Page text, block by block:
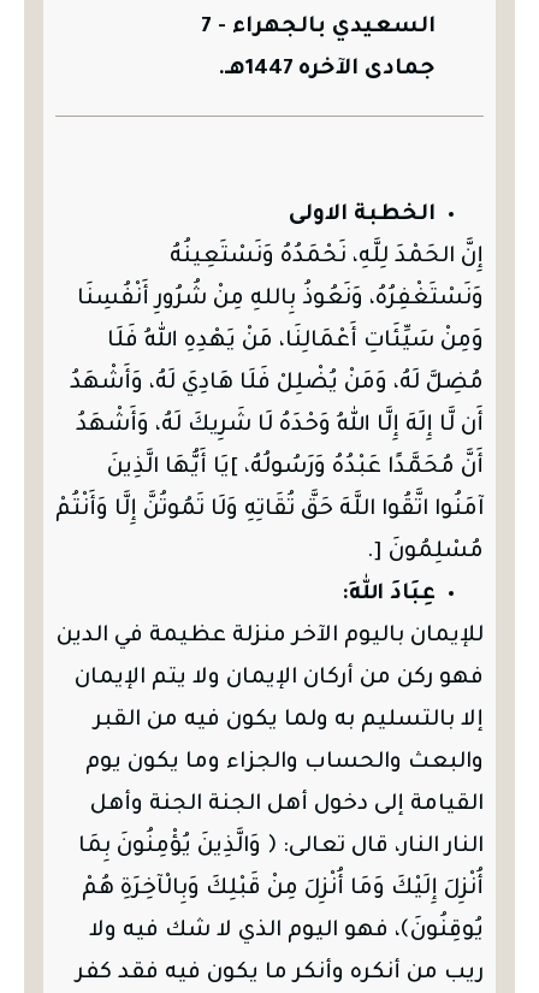
السعيدي بالجهراء - 7
جمادى الآخره 1447هـ.
الخطبة الاولى
إِنَّ الحَمْدَ لِلَّهِ، نَحْمَدُهُ وَنَسْتَعِينُهُ
وَنَسْتَغْفِرُهُ، وَنَعُوذُ بِاللهِ مِنْ شُرُورِ أَنْفُسِنَا
وَمِنْ سَيِّئَاتِ أَعْمَالِنَا، مَنْ يَهْدِهِ اللهُ فَلَا
مُضِلَّ لَهُ، وَمَنْ يُضْلِلْ فَلَا هَادِيَ لَهُ، وَأَشْهَدُ
أَن لَّا إِلَهَ إِلَّا اللهُ وَحْدَهُ لَا شَرِيكَ لَهُ، وَأَشْهَدُ
أَنَّ مُحَمَّدًا عَبْدُهُ وَرَسُولُهُ، ]يَا أَيُّهَا الَّذِينَ
آمَنُوا اتَّقُوا اللَّهَ حَقَّ تُقَاتِهِ وَلَا تَمُوتُنَّ إِلَّا وَأَنْتُمْ
مُسْلِمُونَ [.
عِبَادَ اللهِ:
للإيمان باليوم الآخر منزلة عظيمة في الدين
فهو ركن من أركان الإيمان ولا يتم الإيمان
إلا بالتسليم به ولما يكون فيه من القبر
والبعث والحساب والجزاء وما يكون يوم
القيامة إلى دخول أهل الجنة الجنة وأهل
النار النار، قال تعالى: ﴿ وَالَّذِينَ يُؤْمِنُونَ بِمَا
أُنْزِلَ إِلَيْكَ وَمَا أُنْزِلَ مِنْ قَبْلِكَ وَبِالْآخِرَةِ هُمْ
يُوقِنُونَ﴾، فهو اليوم الذي لا شك فيه ولا
ريب من أنكره وأنكر ما يكون فيه فقد كفر